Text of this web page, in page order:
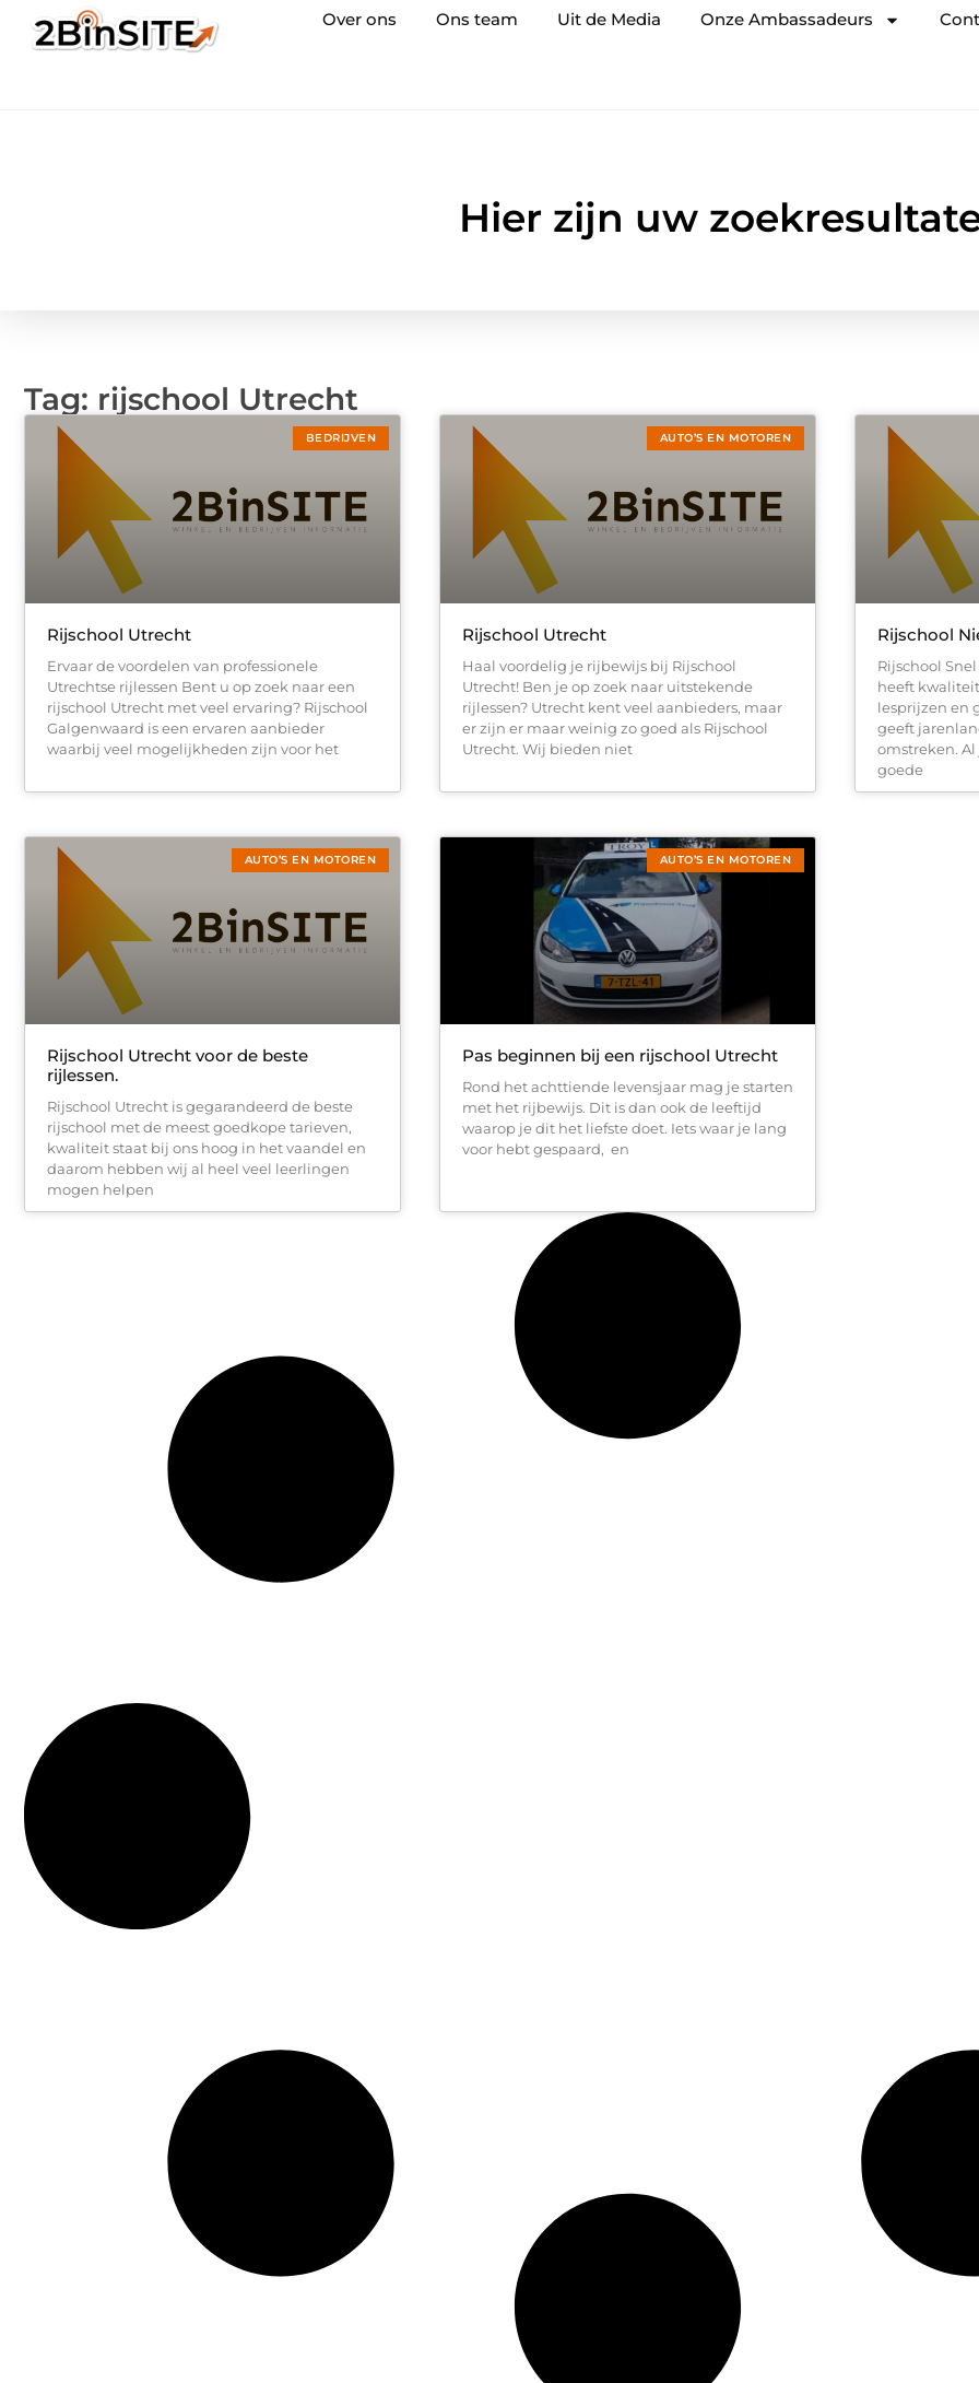
Over ons Ons team Uit de Media Onze Ambassadeurs
Hier zijn uw
Tag: rijschool Utrecht
BEDRIJVEN
Rijschool Utrecht
Ervaar de voordelen van professionele
Utrechtse rijlessen Bent u op zoek naar een
rijschool Utrecht met veel ervaring? Rijschool
Galgenwaard is een ervaren aanbieder
waarbij veel mogelijkheden zijn voor het
AUTO’S EN MOTOREN
Rijschool Utrecht
Haal voordelig je rijbewijs bij Rijschool
Utrecht! Ben je op zoek naar uitstekende
rijlessen? Utrecht kent veel aanbieders, maar
er zijn er maar weinig zo goed als Rijschool
Utrecht. Wij bieden niet
Rijschool
Rijschool
heeft
lesprijzen en
geeft
omstreken.
goede
AUTO’S EN MOTOREN
Rijschool Utrecht voor de beste
rijlessen.
Rijschool Utrecht is gegarandeerd de beste
rijschool met de meest goedkope tarieven,
kwaliteit staat bij ons hoog in het vaandel en
daarom hebben wij al heel veel leerlingen
mogen helpen
AUTO’S EN MOTOREN
Pas beginnen bij een rijschool Utrecht
Rond het achttiende levensjaar mag je starten
met het rijbewijs. Dit is dan ook de leeftijd
waarop je dit het liefste doet. Iets waar je lang
voor hebt gespaard, en